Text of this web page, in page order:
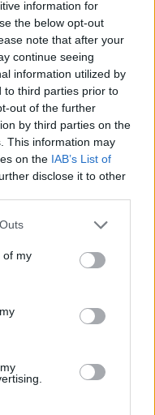
information for
the below opt-out
note that after your
continue seeing
information utilized by
to third parties prior to
out of the further
by third parties on the
This information may
on the IAB’s List of
disclose it to other
of my